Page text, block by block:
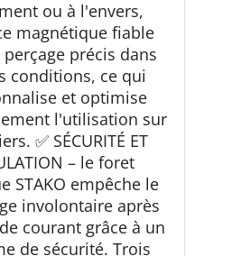
ou à l'envers,
magnétique fiable
précis dans
conditions, ce qui
et optimise
l'utilisation sur
✅ SÉCURITÉ ET
– le foret
STAKO empêche le
involontaire après
courant grâce à un
de sécurité. Trois